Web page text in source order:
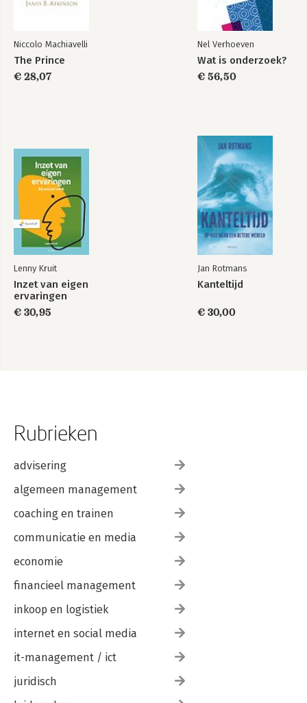
Niccolo Machiavelli
The Prince
€ 28,07
Nel Verhoeven
Wat is onderzoek?
€ 56,50
Lenny Kruit
Inzet van eigen
ervaringen
€ 30,95
Jan Rotmans
Kanteltijd
€ 30,00
Rubrieken
advisering
algemeen management
coaching en trainen
communicatie en media
economie
financieel management
inkoop en logistiek
internet en social media
it-management / ict
juridisch